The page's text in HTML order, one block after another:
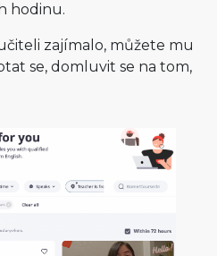
hodinu.
zajímalo, můžete mu
se, domluvit se na tom,